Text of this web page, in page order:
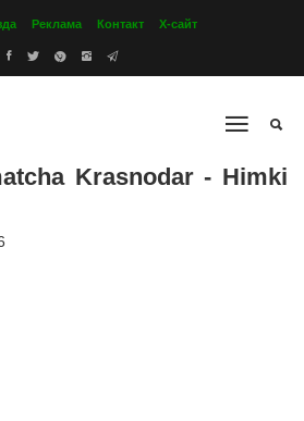
Реклама Контакт Х-сайт
Krasnodar - Himki